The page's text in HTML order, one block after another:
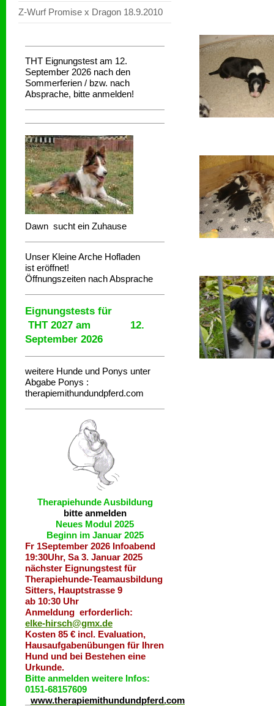
Z-Wurf Promise x Dragon 18.9.2010
THT Eignungstest am 12.
September 2026 nach den
Sommerferien / bzw. nach
Absprache, bitte anmelden!
Dawn sucht ein Zuhause
Unser Kleine Arche Hofladen
ist eröffnet!
Öffnungszeiten nach Absprache
Eignungstests für
THT 2027 am 12.
September 2026
weitere Hunde und Ponys unter
Abgabe Ponys :
therapiemithundundpferd.com
Therapiehunde Ausbildung
bitte anmelden
Neues Modul 2025
Beginn im Januar 2025
Fr 1September 2026 Infoabend
19:30Uhr, Sa 3. Januar 2025
nächster Eignungstest für
Therapiehunde-Teamausbildung
Sitters, Hauptstrasse 9
ab 10:30 Uhr
Anmeldung erforderlich:
elke-hirsch@gmx.de
Kosten 85 € incl. Evaluation,
Hausaufgabenübungen für Ihren
Hund und bei Bestehen eine
Urkunde.
Bitte anmelden weitere Infos:
0151-68157609
www.therapiemithundundpferd.com